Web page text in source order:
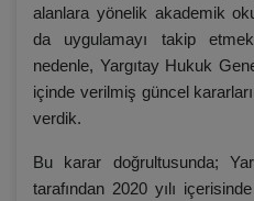
alanlara yönelik akademik
da uygulamayı takip
nedenle, Yargıtay Hukuk
içinde verilmiş güncel
verdik.
Bu karar doğrultusunda;
tarafından 2020 yılı